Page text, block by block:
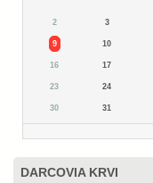
2 3
9 10
16 17
23 24
30 31
DARCOVIA KRVI